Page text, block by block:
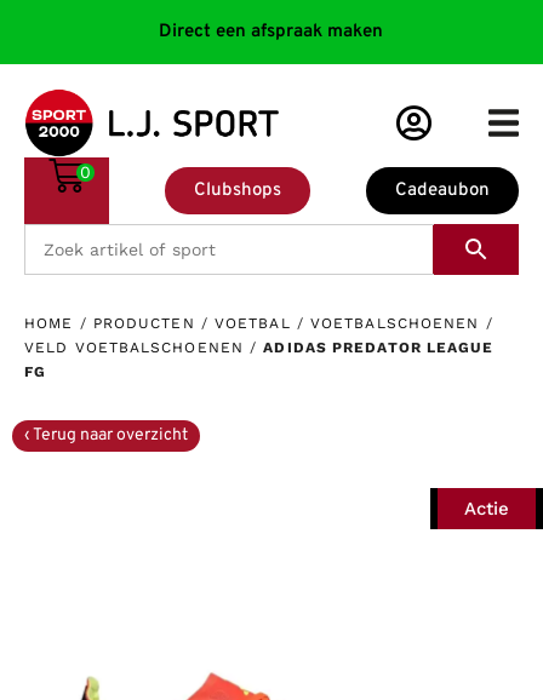
Direct een afspraak maken
Cadeaubon
Clubshops
0
HOME / PRODUCTEN / VOETBAL / VOETBALSCHOENEN /
VELD VOETBALSCHOENEN /ADIDAS PREDATOR LEAGUE
FG
Actie